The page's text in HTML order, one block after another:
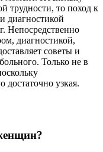
трудности, то поход к
диагностикой
Непосредственно
диагностикой,
советы и
Только не в
достаточно узкая.